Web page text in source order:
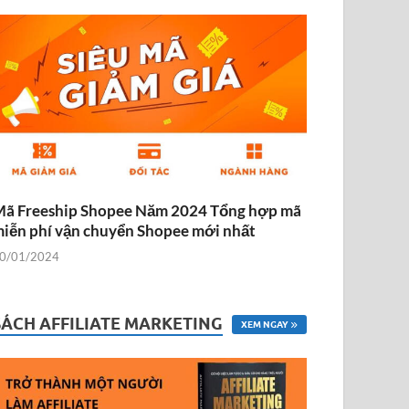
Freeship Shopee Năm 2024 Tổng hợp mã
phí vận chuyển Shopee mới nhất
01/2024
AFFILIATE MARKETING XEM NGAY